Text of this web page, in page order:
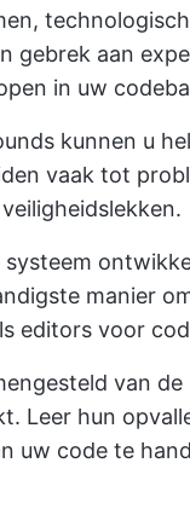
gebrek aan
in uw
kunnen u
vaak tot
manier
editors voor
van
Leer hun
uw code te